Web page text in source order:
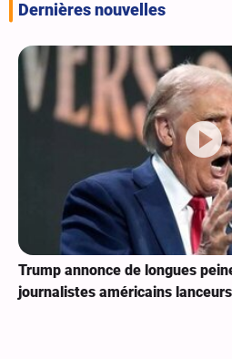
Dernières nouvelles
Trump annonce de longues
journalistes américains